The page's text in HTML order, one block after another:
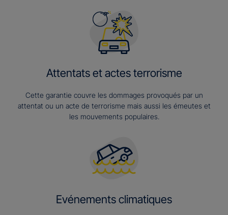
Attentats et actes terrorisme
Cette garantie couvre les dommages provoqués par un
attentat ou un acte de terrorisme mais aussi les émeutes et
les mouvements populaires.
Evénements climatiques